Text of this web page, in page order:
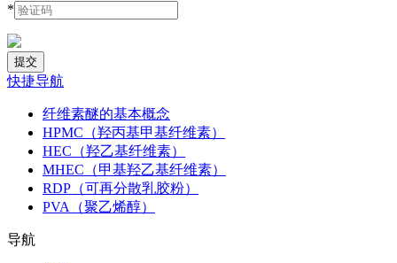
*
快捷导航
纤维素醚的基本概念
HPMC（羟丙基甲基纤维素）
HEC（羟乙基纤维素）
MHEC（甲基羟乙基纤维素）
RDP（可再分散乳胶粉）
PVA（聚乙烯醇）
导航